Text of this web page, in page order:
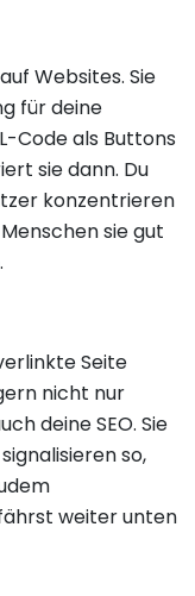
Websites. Sie
für deine
Code als Buttons
sie dann. Du
konzentrieren
sie gut
Seite
nicht nur
deine SEO. Sie
so,
weiter unten